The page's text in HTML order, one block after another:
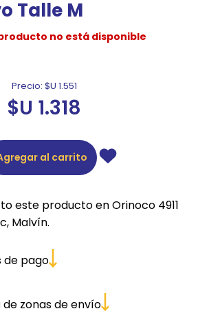
Talle M
no está disponible
Precio: $U 1.551
$U 1.318
al carrito
este producto en Orinoco 4911
Malvín.
de pago
zonas de envío